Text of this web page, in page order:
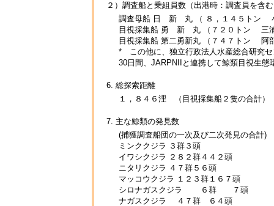
２）調査船と乗組員数（出港時：調査員を含
調査母船 日 新 丸 （ ８，１４５トン
目視採集船 勇 新 丸 （７２０トン 三
目視採集船 第二勇新丸 （７４７トン 阿
* この他に、独立行政法人水産総合研究
30日間、JARPNIIと連携して鯨類目視生態
6. 総探索距離
１，８４６浬 （目視採集船２隻の合計）
7. 主な鯨類の発見数
(捕獲調査船団の一次及び二次発見の合計)
ミンククジラ ３群３頭
イワシクジラ ２８２群４４２頭
ニタリクジラ ４７群５６頭
マッコウクジラ １２３群１６７頭
シロナガスクジラ ６群 ７頭
ナガスクジラ ４７群 ６４頭